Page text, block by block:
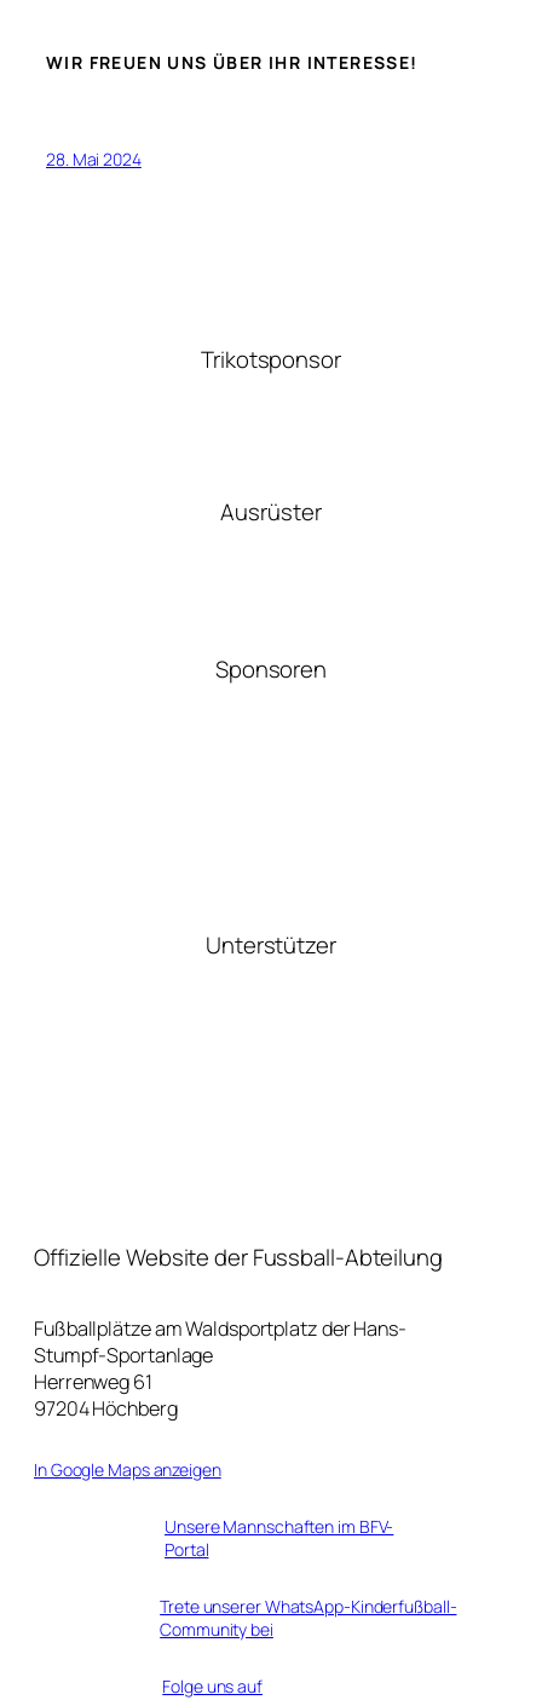
WIR FREUEN UNS ÜBER IHR INTERESSE!
28. Mai 2024
Trikotsponsor
Ausrüster
Sponsoren
Unterstützer
Offizielle Website der Fussball-Abteilung
Fußballplätze am Waldsportplatz der Hans-
Stumpf-Sportanlage
Herrenweg 61
97204 Höchberg
In Google Maps anzeigen
Unsere Mannschaften im BFV-
Portal
Trete unserer WhatsApp-Kinderfußball-
Community bei
Folge uns auf